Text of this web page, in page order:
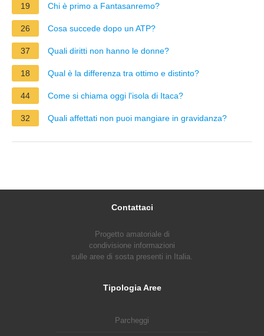
19 Chi è primo a Fantasanremo?
26 Cosa succede dopo un ATP?
37 Quali diritti non hanno le donne?
18 Qual è la differenza tra ottimo e distinto?
44 Come si chiama oggi l'isola di Itaca?
32 Quali affettati non puoi mangiare in gravidanza?
Contattaci
Progetto amatoriale di
condivisione informazioni
sulle aree di sosta presenti in Italia.
Tipologia Aree
Parcheggi